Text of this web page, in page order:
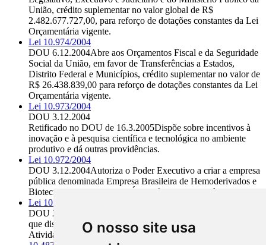
O nosso site usa
União, crédito suplementar no valor global de R$
2.482.677.727,00, para reforço de dotações constantes da Lei
Orçamentária vigente.
Lei 10.974/2004
DOU 6.12.2004Abre aos Orçamentos Fiscal e da Seguridade
Social da União, em favor de Transferências a Estados,
Distrito Federal e Municípios, crédito suplementar no valor de
R$ 26.438.839,00 para reforço de dotações constantes da Lei
Orçamentária vigente.
Lei 10.973/2004
DOU 3.12.2004
Retificado no DOU de 16.3.2005Dispõe sobre incentivos à
inovação e à pesquisa científica e tecnológica no ambiente
produtivo e dá outras providências.
Lei 10.972/2004
DOU 3.12.2004Autoriza o Poder Executivo a criar a empresa
pública denominada Empresa Brasileira de Hemoderivados e
Biotecnologia - HEMOBRÁS e dá outras providências.
Lei 10.971/2004
DOU 26.11.2004
que dispõe sobre a criação da Gratificação de Desempenho de
Atividade Técnico-Administrativa - GDATA,